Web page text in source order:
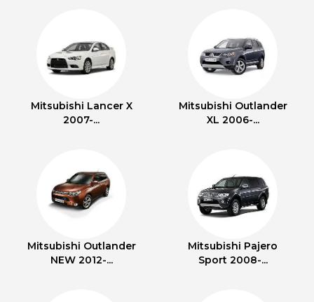
Mitsubishi Lancer X
2007-...
Mitsubishi Outlander
XL 2006-...
Mitsubishi Outlander
NEW 2012-...
Mitsubishi Pajero
Sport 2008-...